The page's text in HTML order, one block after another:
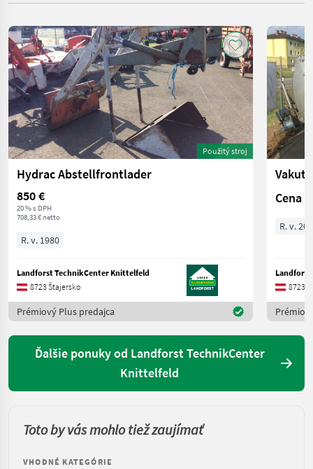
Použitý stroj
Hydrac Abstellfrontlader
850 €
20 % s DPH
708,33 € netto
R. v. 1980
Landforst TechnikCenter Knittelfeld
8723 Štajersko
Prémiový Plus predajca
Cena
R. v.
8723
Ďalšie ponuky od Landforst TechnikCenter
Knittelfeld
Toto by vás mohlo tiež zaujímať
VHODNÉ KATEGÓRIE